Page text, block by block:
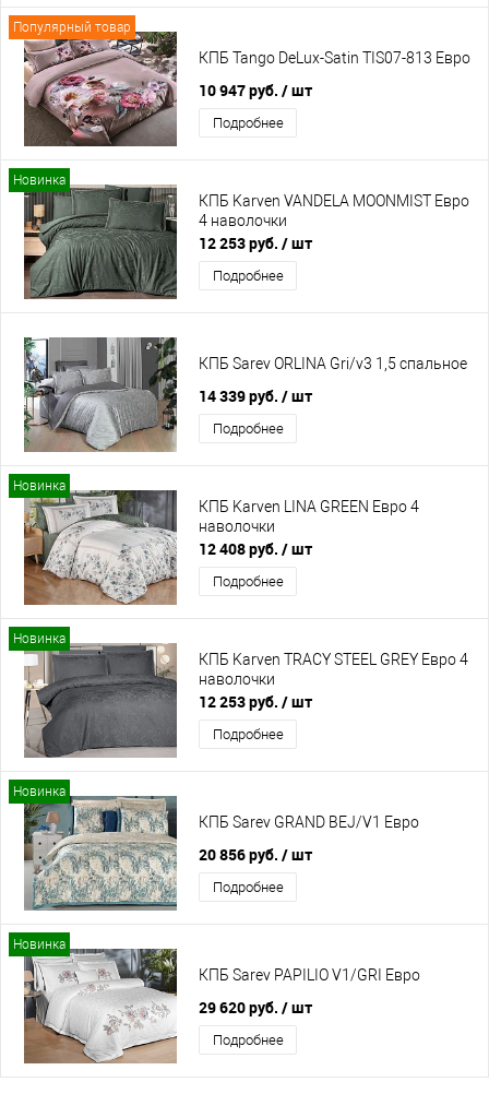
Популярный товар
КПБ Tango DeLux-Satin TIS07-813 Евро
10 947 руб. / шт
Подробнее
Новинка
КПБ Karven VANDELA MOONMIST Евро
4 наволочки
12 253 руб. / шт
Подробнее
КПБ Sarev ORLINA Gri/v3 1,5 спальное
14 339 руб. / шт
Подробнее
Новинка
КПБ Karven LINA GREEN Евро 4
наволочки
12 408 руб. / шт
Подробнее
Новинка
КПБ Karven TRACY STEEL GREY Евро 4
наволочки
12 253 руб. / шт
Подробнее
Новинка
КПБ Sarev GRAND BEJ/V1 Евро
20 856 руб. / шт
Подробнее
Новинка
КПБ Sarev PAPILIO V1/GRI Евро
29 620 руб. / шт
Подробнее